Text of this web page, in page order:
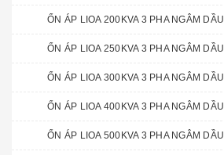
ỔN ÁP LIOA 200KVA 3 PHA NGÂM DẦU
ỔN ÁP LIOA 250KVA 3 PHA NGÂM DẦU
ỔN ÁP LIOA 300KVA 3 PHA NGÂM DẦU
ỔN ÁP LIOA 400KVA 3 PHA NGÂM DẦU
ỔN ÁP LIOA 500KVA 3 PHA NGÂM DẦU